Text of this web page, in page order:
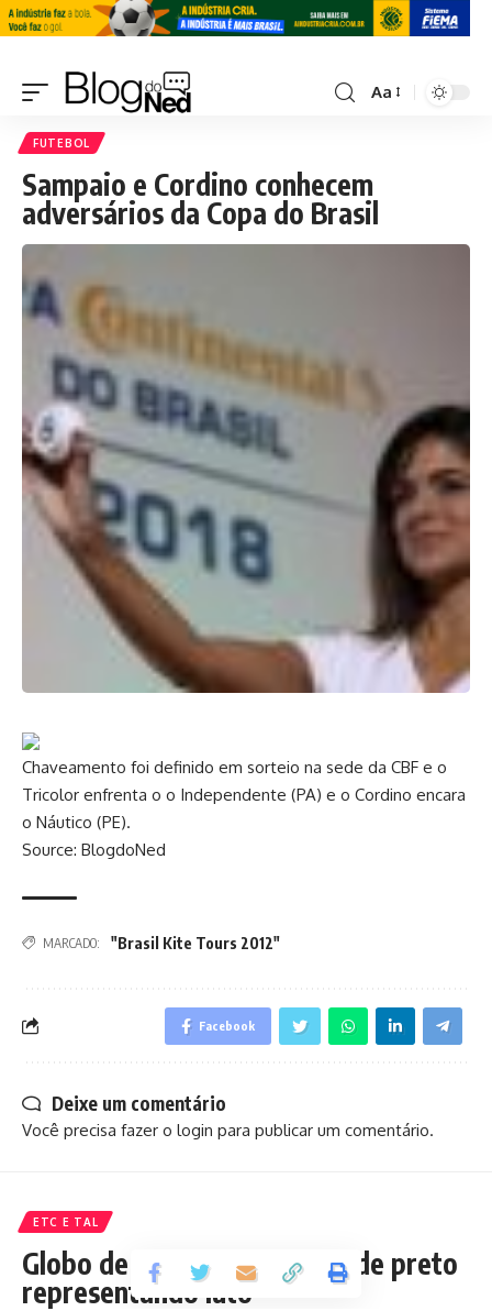
Aa
FUTEBOL
Sampaio e Cordino conhecem
adversários da Copa do Brasil
Chaveamento foi definido em sorteio na sede da CBF e o
Tricolor enfrenta o o Independente (PA) e o Cordino encara
o Náutico (PE).
Source: BlogdoNed
MARCADO: "Brasil Kite Tours 2012"
Facebook
Deixe um comentário
Você precisa fazer o login para publicar um comentário.
ETC E TAL
Globo de Ouro: atrizes irão de preto
representando luto